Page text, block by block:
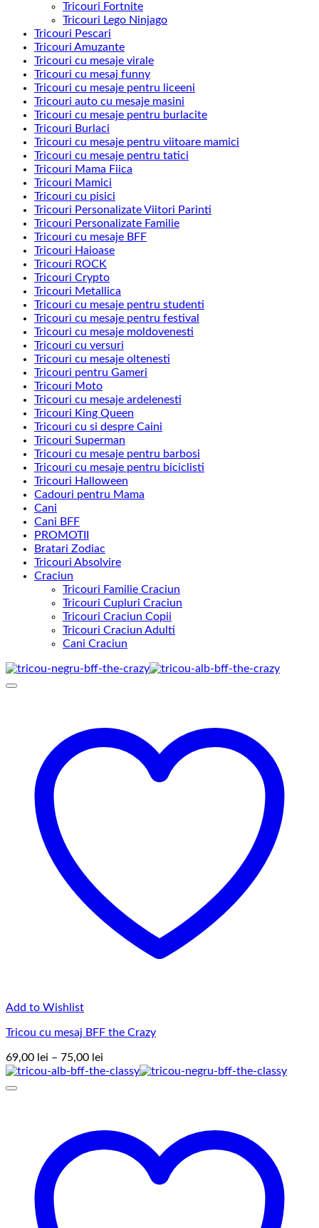
Tricouri Fortnite
Tricouri Lego Ninjago
Tricouri Pescari
Tricouri Amuzante
Tricouri cu mesaje virale
Tricouri cu mesaj funny
Tricouri cu mesaje pentru liceeni
Tricouri auto cu mesaje masini
Tricouri cu mesaje pentru burlacite
Tricouri Burlaci
Tricouri cu mesaje pentru viitoare mamici
Tricouri cu mesaje pentru tatici
Tricouri Mama Fiica
Tricouri Mamici
Tricouri cu pisici
Tricouri Personalizate Viitori Parinti
Tricouri Personalizate Familie
Tricouri cu mesaje BFF
Tricouri Haioase
Tricouri ROCK
Tricouri Crypto
Tricouri Metallica
Tricouri cu mesaje pentru studenti
Tricouri cu mesaje pentru festival
Tricouri cu mesaje moldovenesti
Tricouri cu versuri
Tricouri cu mesaje oltenesti
Tricouri pentru Gameri
Tricouri Moto
Tricouri cu mesaje ardelenesti
Tricouri King Queen
Tricouri cu si despre Caini
Tricouri Superman
Tricouri cu mesaje pentru barbosi
Tricouri cu mesaje pentru biciclisti
Tricouri Halloween
Cadouri pentru Mama
Cani
Cani BFF
PROMOTII
Bratari Zodiac
Tricouri Absolvire
Craciun
Tricouri Familie Craciun
Tricouri Cupluri Craciun
Tricouri Craciun Copii
Tricouri Craciun Adulti
Cani Craciun
Add to Wishlist
Tricou cu mesaj BFF the Crazy
69,00 lei – 75,00 lei
de
75,00 lei